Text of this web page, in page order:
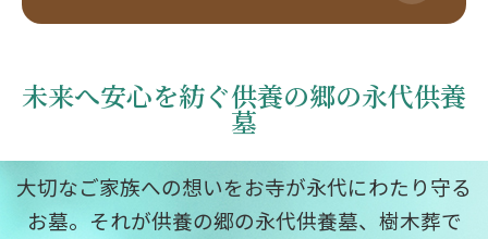
未来へ安心を紡ぐ供養の郷の永代供養
墓
大切なご家族への想いをお寺が永代にわたり守る
お墓。それが供養の郷の永代供養墓、樹木葬で